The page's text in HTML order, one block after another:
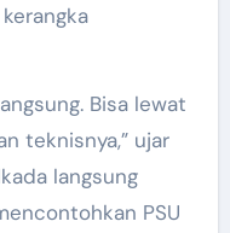
Bisa lewat
teknisnya,” ujar
langsung
PSU